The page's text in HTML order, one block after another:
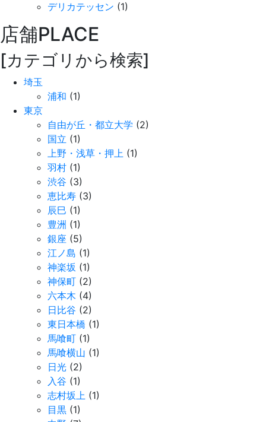
デリカテッセン (1)
店舗PLACE
[カテゴリから検索]
埼玉
浦和 (1)
東京
自由が丘・都立大学 (2)
国立 (1)
上野・浅草・押上 (1)
羽村 (1)
渋谷 (3)
恵比寿 (3)
辰巳 (1)
豊洲 (1)
銀座 (5)
江ノ島 (1)
神楽坂 (1)
神保町 (2)
六本木 (4)
日比谷 (2)
東日本橋 (1)
馬喰町 (1)
馬喰横山 (1)
日光 (2)
入谷 (1)
志村坂上 (1)
目黒 (1)